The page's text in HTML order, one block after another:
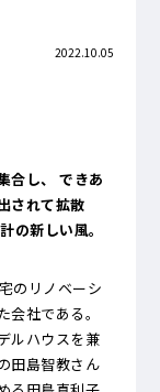
2022.10.05
合し、 できあ
されて拡散
の新しい風。
のリノベーシ
社である。
ルハウスを兼
田島智教さん